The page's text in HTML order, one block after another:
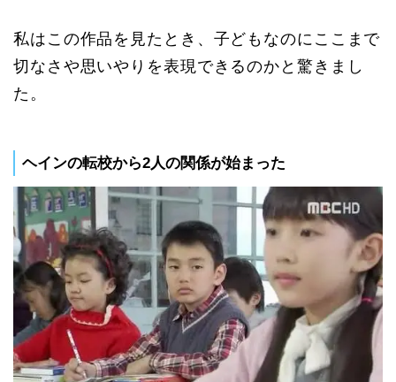
私はこの作品を見たとき、子どもなのにここまで
切なさや思いやりを表現できるのかと驚きまし
た。
ヘインの転校から2人の関係が始まった